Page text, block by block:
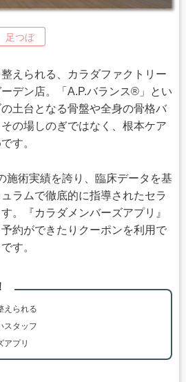
足つぼ
えられる、カラダファクトリー
デン店。「A.P.バランス®」とい
土台となる骨盤や全身の骨格バ
の場しのぎではなく、根本ケア
す。
施術実績を誇り、臨床データを基
ラムで徹底的に指導されたセラ
。『カラダメンバーズアプリ』
約ができたりクーポンを利用で
す。
えられる
スタッフ
アプリ